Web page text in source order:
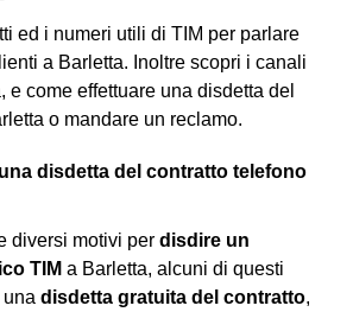
ed i numeri utili di TIM per parlare
a Barletta. Inoltre scopri i canali
e come effettuare una disdetta del
o mandare un reclamo.
disdetta del contratto telefono
diversi motivi per disdire un
TIM a Barletta, alcuni di questi
disdetta gratuita del contratto,